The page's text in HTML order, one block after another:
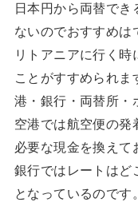
日本円から両替でき
ないのでおすすめは
リトアニアに行く時
ことがすすめられま
港・銀行・両替所・
空港では航空便の発
必要な現金を換えて
銀行ではレートはど
となっているのです。